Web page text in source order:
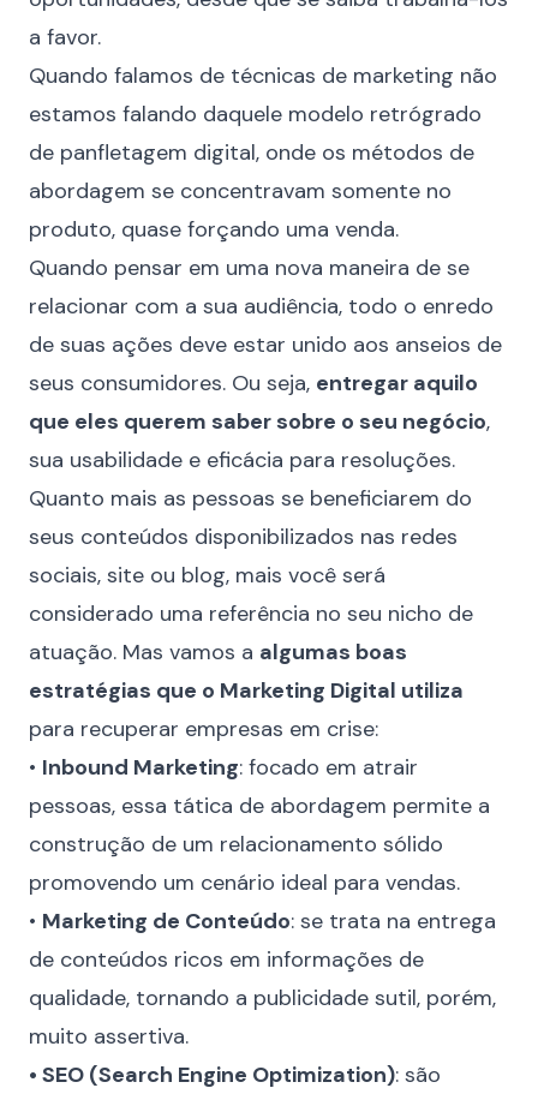
a favor.
Quando falamos de técnicas de marketing não
estamos falando daquele modelo retrógrado
de panfletagem digital, onde os métodos de
abordagem se concentravam somente no
produto, quase forçando uma venda.
Quando pensar em uma nova maneira de se
relacionar com a sua audiência, todo o enredo
de suas ações deve estar unido aos anseios de
seus consumidores. Ou seja, entregar aquilo
que eles querem saber sobre o seu negócio,
sua usabilidade e eficácia para resoluções.
Quanto mais as pessoas se beneficiarem do
seus conteúdos disponibilizados nas redes
sociais, site ou blog, mais você será
considerado uma referência no seu nicho de
atuação. Mas vamos a algumas boas
estratégias que o Marketing Digital utiliza
para recuperar empresas em crise:
• Inbound Marketing: focado em atrair
pessoas, essa tática de abordagem permite a
construção de um relacionamento sólido
promovendo um cenário ideal para vendas.
• Marketing de Conteúdo: se trata na entrega
de conteúdos ricos em informações de
qualidade, tornando a publicidade sutil, porém,
muito assertiva.
• SEO (Search Engine Optimization): são